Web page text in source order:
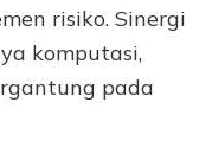
risiko. Sinergi
komputasi,
pada